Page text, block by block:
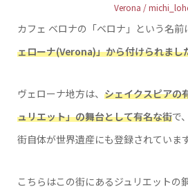
Verona /
カフェ ベロナの「ベロナ」という名前
ェローナ(Verona)」から付けられまし
ヴェローナ地方は、 シェイクスピアの
ュリエット」の舞台として有名な街で
街自体が世界遺産にも登録されています
こちらはこの街にあるジュリエットの